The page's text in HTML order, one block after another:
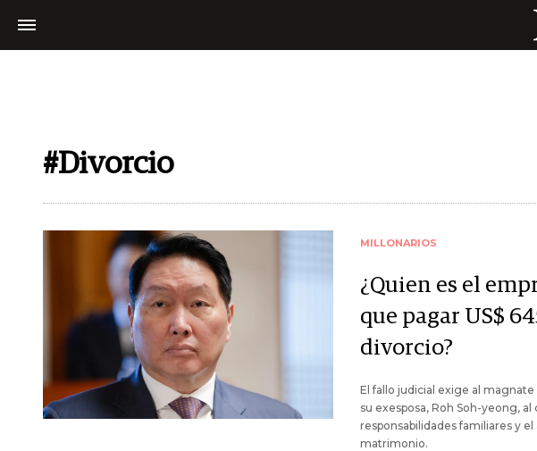
#Divorcio
MILLONARIOS
¿Quien es el
que pagar US$
divorcio?
El fallo judicial exige al
su exesposa, Roh Soh-yeong,
responsabilidades familiares y
matrimonio.